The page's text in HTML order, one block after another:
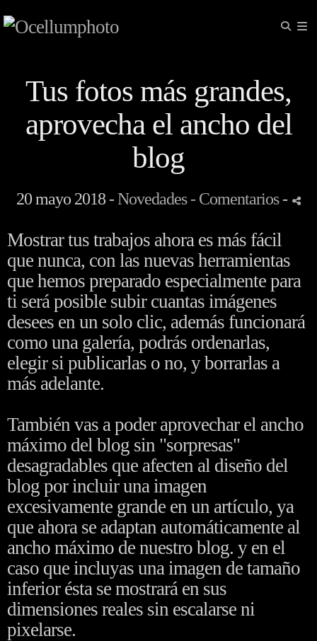
Tus fotos más grandes,
aprovecha el ancho del
blog
20 mayo 2018 -Novedades - Comentarios-
Mostrar tus trabajos ahora es más fácil
que nunca, con las nuevas herramientas
que hemos preparado especialmente para
ti será posible subir cuantas imágenes
desees en un solo clic, además funcionará
como una galería, podrás ordenarlas,
elegir si publicarlas o no, y borrarlas a
más adelante.
También vas a poder aprovechar el ancho
máximo del blog sin "sorpresas"
desagradables que afecten al diseño del
blog por incluir una imagen
excesivamente grande en un artículo, ya
que ahora se adaptan automáticamente al
ancho máximo de nuestro blog. y en el
caso que incluyas una imagen de tamaño
inferior ésta se mostrará en sus
dimensiones reales sin escalarse ni
pixelarse.